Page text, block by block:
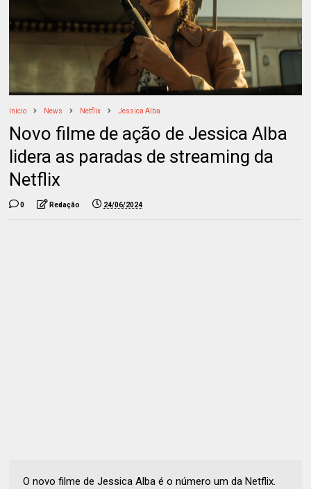
Início News Netflix Jessica Alba
Novo filme de ação de Jessica Alba
lidera as paradas de streaming da
Netflix
0 Redação 24/06/2024
O novo filme de Jessica Alba é o número um da Netflix.